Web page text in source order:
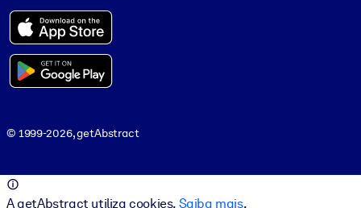
© 1999-2026, getAbstract
A getAbstract utiliza cookies. Saiba mais.